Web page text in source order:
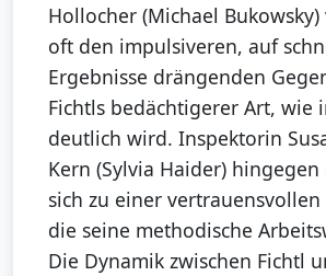
Hollocher (Michael
oft den impulsiveren, auf
Ergebnisse drängenden
Fichtls bedächtigerer Art, wie
deutlich wird. Inspektorin
Kern (Sylvia Haider)
sich zu einer
die seine methodische
Die Dynamik zwischen Fichtl